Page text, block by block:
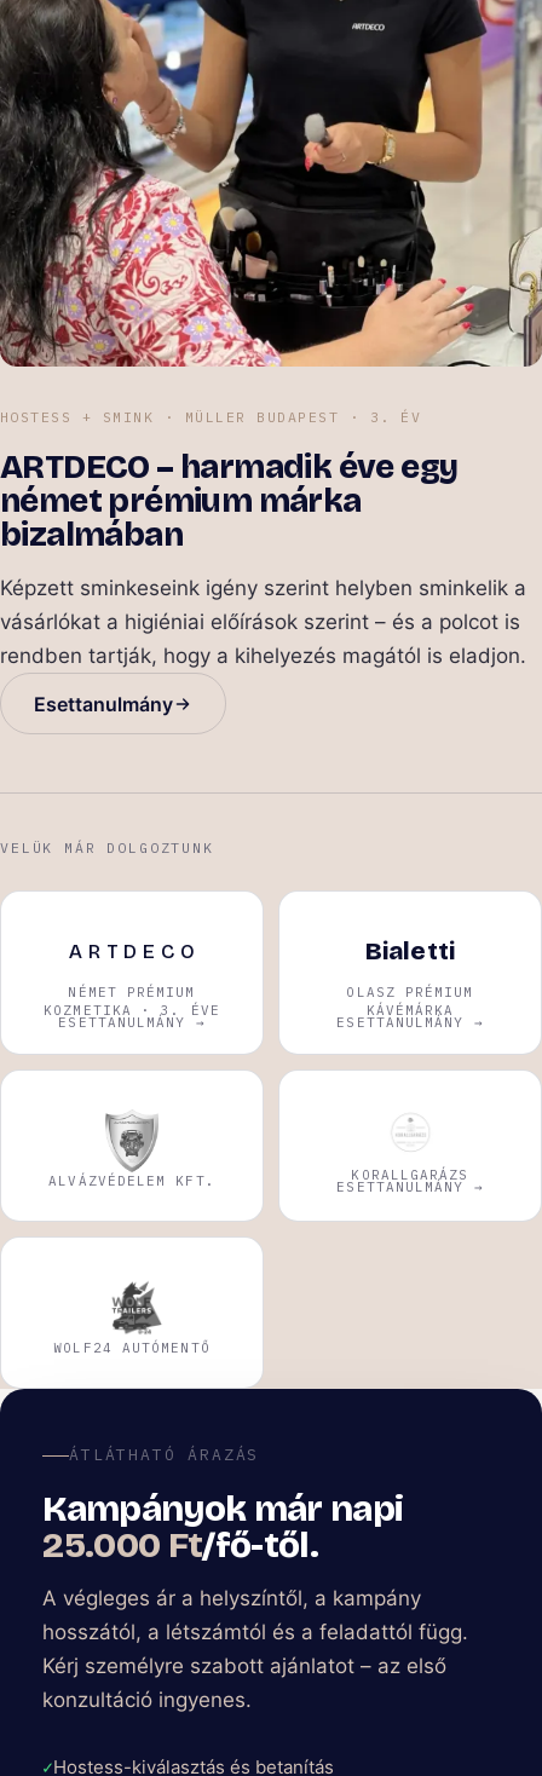
HOSTESS + SMINK · MÜLLER BUDAPEST · 3. ÉV
ARTDECO – harmadik éve egy
német prémium márka
bizalmában
Képzett sminkeseink igény szerint helyben sminkelik a
vásárlókat a higiéniai előírások szerint – és a polcot is
rendben tartják, hogy a kihelyezés magától is eladjon.
Esettanulmány
VELÜK MÁR DOLGOZTUNK
ARTDECO
NÉMET PRÉMIUM
KOZMETIKA · 3. ÉVE
ESETTANULMÁNY →
Bialetti
OLASZ PRÉMIUM
KÁVÉMÁRKA
ESETTANULMÁNY →
ALVÁZVÉDELEM KFT. KORALLGARÁZS
ESETTANULMÁNY →
WOLF24 AUTÓMENTŐ
ÁTLÁTHATÓ ÁRAZÁS
Kampányok már napi
25.000 Ft/fő-től.
A végleges ár a helyszíntől, a kampány
hosszától, a létszámtól és a feladattól függ.
Kérj személyre szabott ajánlatot – az első
konzultáció ingyenes.
Hostess-kiválasztás és betanítás